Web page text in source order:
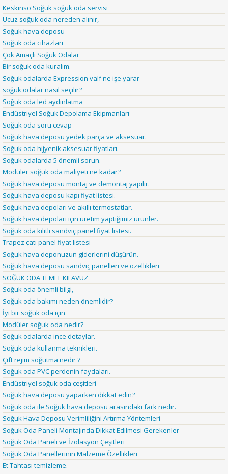
Keskinso Soğuk soğuk oda servisi
Ucuz soğuk oda nereden alınır,
Soğuk hava deposu
Soğuk oda cihazları
Çok Amaçlı Soğuk Odalar
Bir soğuk oda kuralım.
Soğuk odalarda Expression valf ne işe yarar
soğuk odalar nasıl seçilir?
Soğuk oda led aydınlatma
Endüstriyel Soğuk Depolama Ekipmanları
Soğuk oda soru cevap
Soğuk hava deposu yedek parça ve aksesuar.
Soğuk oda hijyenik aksesuar fiyatları.
Soğuk odalarda 5 önemli sorun.
Modüler soğuk oda maliyeti ne kadar?
Soğuk hava deposu montaj ve demontaj yapılır.
Soğuk hava deposu kapı fiyat listesi.
Soğuk hava depoları ve akıllı termostatlar.
Soğuk hava depoları için üretim yaptığımız ürünler.
Soğuk oda kilitli sandviç panel fiyat listesi.
Trapez çatı panel fiyat listesi
Soğuk hava deponuzun giderlerini düşürün.
Soğuk hava deposu sandviç panelleri ve özellikleri
SOĞUK ODA TEMEL KILAVUZ
Soğuk oda önemli bilgi,
Soğuk oda bakımı neden önemlidir?
İyi bir soğuk oda için
Modüler soğuk oda nedir?
Soğuk odalarda ince detaylar.
Soğuk oda kullanma teknikleri.
Çift rejim soğutma nedir ?
Soğuk oda PVC perdenin faydaları.
Endüstriyel soğuk oda çeşitleri
Soğuk hava deposu yaparken dikkat edin?
Soğuk oda ile Soğuk hava deposu arasındaki fark nedir.
Soğuk Hava Deposu Verimliliğini Artırma Yöntemleri
Soğuk Oda Paneli Montajında Dikkat Edilmesi Gerekenler
Soğuk Oda Paneli ve İzolasyon Çeşitleri
Soğuk Oda Panellerinin Malzeme Özellikleri
Et Tahtası temizleme.